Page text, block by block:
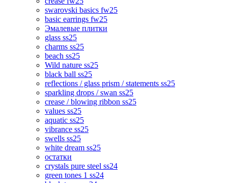
swarovski basics fw25
basic earrings fw25
Эмалевые плитки
glass ss25
charms ss25
beach ss25
Wild nature ss25
black ball ss25
reflections / glass prism / statements ss25
sparkling drops / swan ss25
crease / blowing ribbon ss25
values ss25
aquatic ss25
vibrance ss25
swells ss25
white dream ss25
остатки
crystals pure steel ss24
green tones 1 ss24